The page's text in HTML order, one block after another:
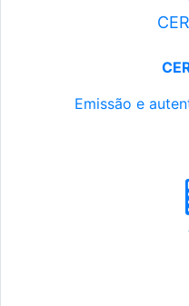
Emissão e